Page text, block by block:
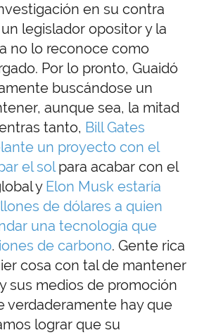
en su contra
legislador opositor y la
no lo reconoce como
Por lo pronto, Guaidó
buscándose un
aunque sea, la mitad
tanto, Bill Gates
un proyecto con el
el solpara acabar con el
y Elon Musk estaría
de dólares a quien
una tecnología que
de carbono. Gente rica
cosa con tal de mantener
sus medios de promoción
verdaderamente hay que
lograr que su